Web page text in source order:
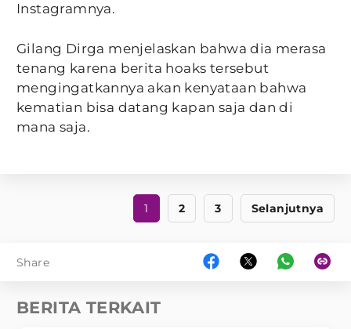
Instagramnya.
Gilang Dirga menjelaskan bahwa dia merasa
tenang karena berita hoaks tersebut
mengingatkannya akan kenyataan bahwa
kematian bisa datang kapan saja dan di
mana saja.
1 2 3 Selanjutnya
Share
BERITA TERKAIT